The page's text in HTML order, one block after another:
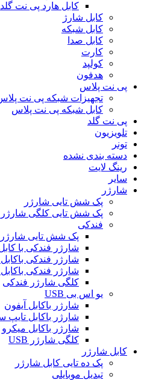
کابل هارد پی نت گلد
کابل شارژ
کابل شبکه
کابل صدا
کارت
کولپد
هدفون
پی نت پلاس
تجهیزات شبکه پی نت
کابل شبکه پی نت پلاس
پی نت گلد
تلویزیون
تونر
دسته بندی نشده
رینگ لایت
سایر
شارژر
پک شش تایی شارژر
پک شش تایی کلگی شارژر
فندکی
پک شش تایی
شارژر فندکی با
شارژر فندکی
شارژر فندکی
کلگی شارژر فندکی
یو اس بی USB
شارژر باکابل آیفون
شارژر باکابل تایپ
شارژر باکابل میکرو
کلگی شارژر USB
کابل شارژر
پک ده تایی کابل شارژر
تبدیل موبایلی